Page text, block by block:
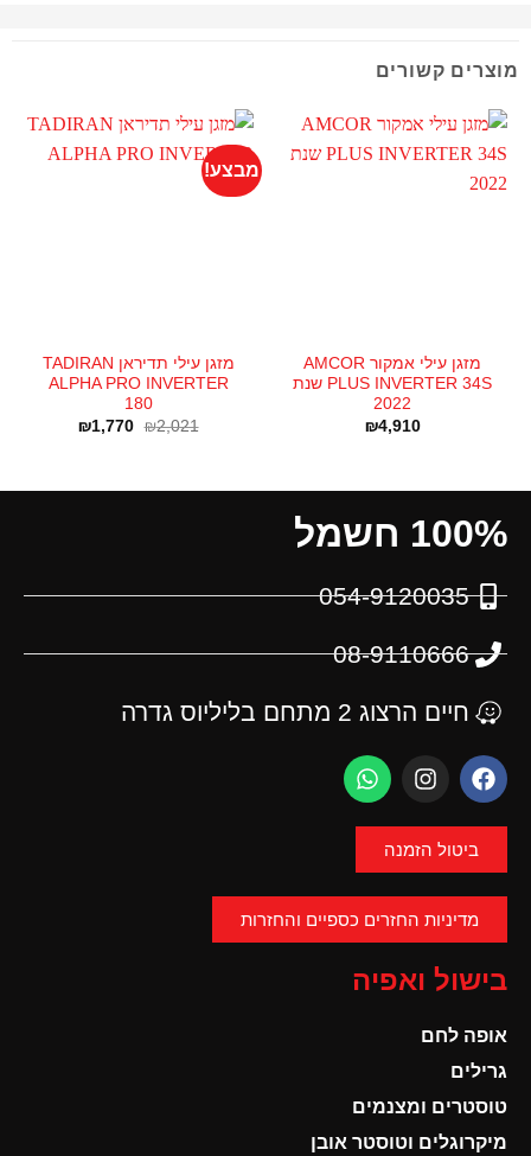
מוצרים קשורים
מזגן עילי אמקור AMCOR
PLUS INVERTER 34S שנת
2022
₪4,910
מבצע!
מזגן עילי תדיראן TADIRAN
ALPHA PRO INVERTER
180
₪2,021
₪1,770
100% חשמל
054-9120035
08-9110666
חיים הרצוג 2 מתחם בליליוס גדרה
ביטול הזמנה
מדיניות החזרים כספיים והחזרות
בישול ואפיה
אופה לחם
גרילים
טוסטרים ומצנמים
מיקרוגלים וטוסטר אובן